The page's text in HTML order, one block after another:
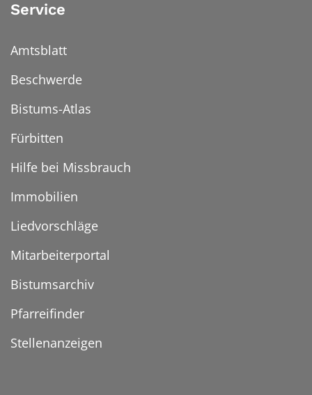
Service
Amtsblatt
Beschwerde
Bistums-Atlas
Fürbitten
Hilfe bei Missbrauch
Immobilien
Liedvorschläge
Mitarbeiterportal
Bistumsarchiv
Pfarreifinder
Stellenanzeigen